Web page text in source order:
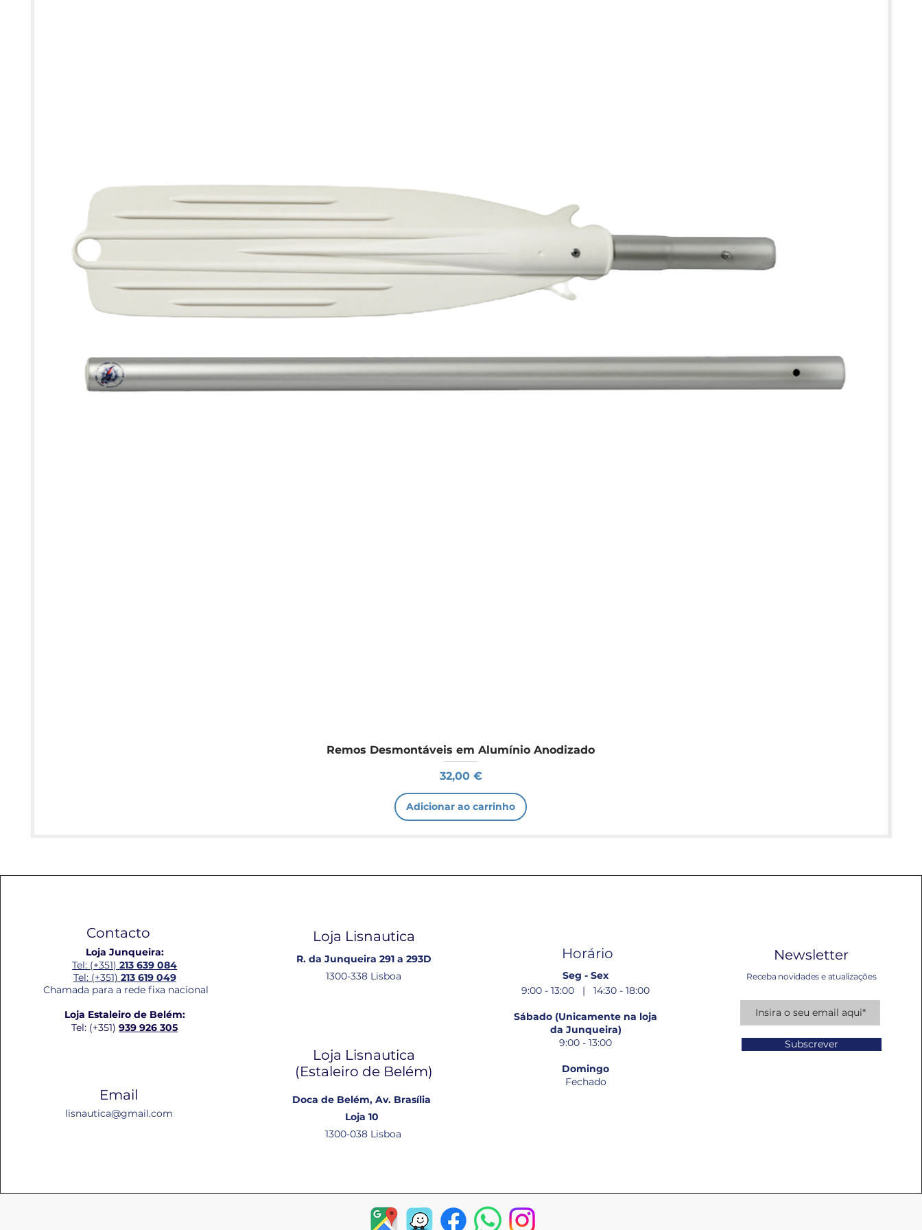
Remos Desmontáveis em Alumínio Anodizado
Preço
32,00 €
Adicionar ao carrinho
Contacto
Loja Junqueira:
Tel: (+351)213 639 084
Tel: (+351) 213 619 049
Chamada para a rede fixa nacional
Loja Estaleiro de Belém:
Tel: (+351)939 926 305
Email
lisnautica@gmail.com
Loja Lisnautica
R. da Junqueira 291 a 293D
1300-338 Lisboa
Loja Lisnautica
(Estaleiro de Belém​)
Doca de Belém, Av. Brasília
Loja 10
1300-038 Lisboa
Horário
Seg - Sex
9:00 - 13:00 | 14:30 - 18:00
Sábado (Unicamente na loja
da Junqueira)
9:00 - 13:00
Domingo
Fechado
Newsletter
Receba novidades e atualizações
Subscrever